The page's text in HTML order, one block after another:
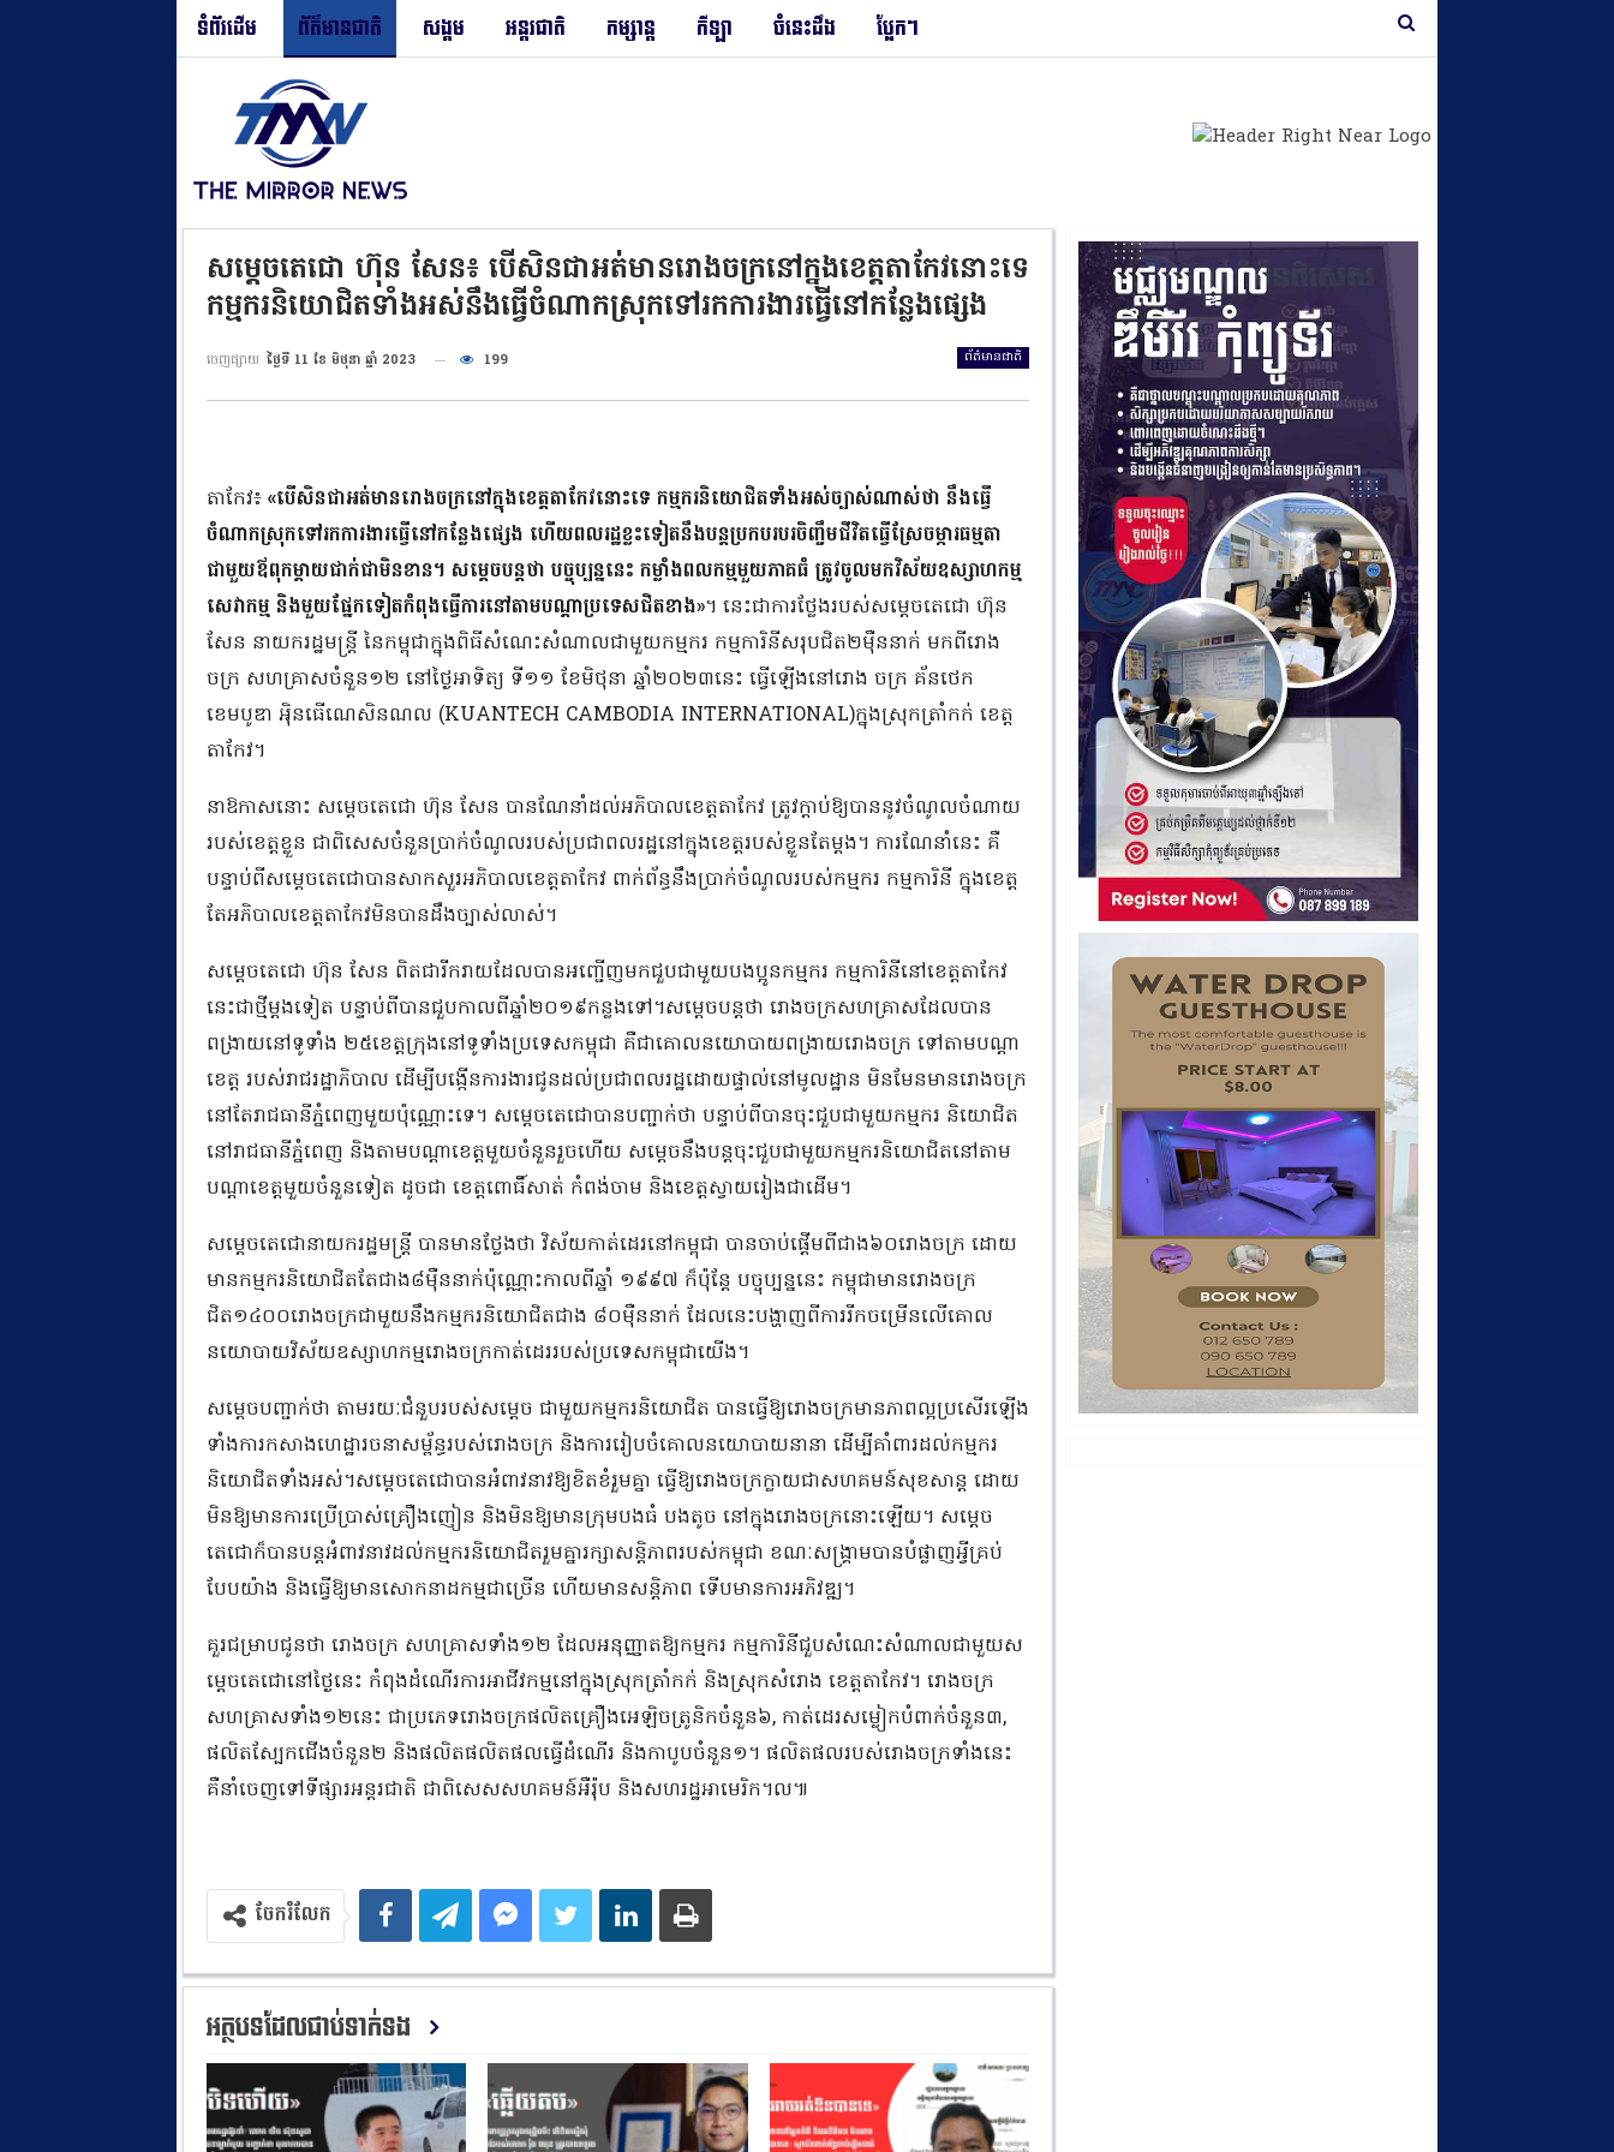
ទំព័រដើម ព័ត៌មានជាតិ សង្គម អន្តរជាតិ កម្សាន្ត កីឡា ចំនេះដឹង ប្លែកៗ
សម្តេចតេជោ ហ៊ុន សែន៖ បើសិនជាអត់មានរោងចក្រនៅក្នុងខេត្តតាកែវនោះទេ
កម្មករនិយោជិតទាំងអស់នឹងធ្វើចំណាកស្រុកទៅរកការងារធ្វើនៅកន្លែងផ្សេង
ព័ត៌មានជាតិ
ចេញផ្សាយ ថ្ងៃទី 11 ខែ មិថុនា ឆ្នាំ 2023 199
តាកែវ៖ «បើសិនជាអត់មានរោងចក្រនៅក្នុងខេត្តតាកែវនោះទេ កម្មករនិយោជិតទាំងអស់ច្បាស់ណាស់ថា នឹងធ្វើ
ចំណាកស្រុកទៅរកការងារធ្វើនៅកន្លែងផ្សេង ហើយពលរដ្ឋខ្លះទៀតនឹងបន្តប្រកបរបរចិញ្ចឹមជីវិតធ្វើស្រែចម្ការធម្មតា
ជាមួយឪពុកម្ដាយជាក់ជាមិនខាន។ សម្តេចបន្តថា បច្ចុប្បន្ននេះ កម្លាំងពលកម្មមួយភាគធំ ត្រូវចូលមកវិស័យឧស្សាហកម្ម
សេវាកម្ម និងមួយផ្នែកទៀតកំពុងធ្វើការនៅតាមបណ្ដាប្រទេសជិតខាង»។ នេះជាការថ្លែងរបស់សម្តេចតេជោ ហ៊ុន
សែន នាយករដ្ឋមន្ត្រី​ នៃកម្ពុជាក្នុងពិធីសំណេះសំណាលជាមួយកម្មករ កម្មការិនីសរុបជិត២ម៉ឺននាក់ មកពីរោង
ចក្រ សហគ្រាសចំនួន១២ នៅថ្ងៃអាទិត្យ ទី១១ ខែមិថុនា ឆ្នាំ២០២៣នេះ ធ្វើឡើងនៅរោង ចក្រ គ័នថេក
ខេមបូឌា អ៉ិនធើណេសិនណល (KUANTECH CAMBODIA INTERNATIONAL)ក្នុងស្រុកត្រាំកក់ ខេត្ត
តាកែវ។
នាឱកាសនោះ សម្តេចតេជោ ហ៊ុន សែន បានណែនាំដល់អភិបាលខេត្តតាកែវ ត្រូវក្ដាប់ឱ្យបាននូវចំណូលចំណាយ
របស់ខេត្តខ្លួន ជាពិសេសចំនួនប្រាក់ចំណូលរបស់ប្រជាពលរដ្ឋនៅក្នុងខេត្តរបស់ខ្លួនតែម្តង។ ការណែនាំនេះ គឺ
បន្ទាប់ពីសម្ដេចតេជោបានសាកសួរអភិបាលខេត្តតាកែវ ពាក់ព័ន្ធនឹងប្រាក់ចំណូលរបស់កម្មករ កម្មការិនី ក្នុងខេត្ត
តែអភិបាលខេត្តតាកែវមិនបានដឹងច្បាស់លាស់។
សម្តេចតេជោ ហ៊ុន សែន ពិតជារីករាយដែលបានអញ្ជើញមកជួបជាមួយបងប្អូនកម្មករ កម្មការិនីនៅខេត្តតាកែវ
នេះជាថ្មីម្ដងទៀត បន្ទាប់ពីបានជួបកាលពីឆ្នាំ២០១៩កន្លងទៅ។សម្តេចបន្តថា រោងចក្រសហគ្រាសដែលបាន
ពង្រាយនៅទូទាំង ២៥ខេត្តក្រុងនៅទូទាំងប្រទេសកម្ពុជា គឺជាគោលនយោបាយពង្រាយរោងចក្រ ទៅតាមបណ្ដា
ខេត្ត របស់រាជរដ្ឋាភិបាល ដើម្បីបង្កើនការងារជូនដល់ប្រជាពលរដ្ឋដោយផ្ទាល់នៅមូលដ្ឋាន មិនមែនមានរោងចក្រ
នៅតែរាជធានីភ្នំពេញមួយប៉ុណ្ណោះទេ។ សម្ដេចតេជោបានបញ្ជាក់ថា បន្ទាប់ពីបានចុះជួបជាមួយកម្មករ និយោជិត
នៅរាជធានីភ្នំពេញ និងតាមបណ្ដាខេត្តមួយចំនួនរួចហើយ សម្ដេចនឹងបន្តចុះជួបជាមួយកម្មករនិយោជិតនៅតាម
បណ្ដាខេត្តមួយចំនួនទៀត ដូចជា ខេត្តពោធិ៍សាត់ កំពង់ចាម និងខេត្តស្វាយរៀងជាដើម។
សម្តេចតេជោនាយករដ្ឋមន្ត្រី បានមានថ្លែងថា វិស័យកាត់ដេរនៅកម្ពុជា បានចាប់ផ្ដើមពីជាង៦០រោងចក្រ ដោយ
មានកម្មករនិយោជិតតែជាង៨ម៉ឺននាក់ប៉ុណ្ណោះកាលពីឆ្នាំ ១៩៩៧ ក៏ប៉ុន្តែ បច្ចុប្បន្ននេះ កម្ពុជាមានរោងចក្រ
ជិត១៤០០រោងចក្រជាមួយនឹងកម្មករនិយោជិតជាង ៨០ម៉ឺននាក់ ដែលនេះបង្ហាញពីការរីកចម្រើនលើគោល
នយោបាយវិស័យឧស្សាហកម្មរោងចក្រកាត់ដេររបស់ប្រទេសកម្ពុជាយើង។
សម្តេចបញ្ជាក់ថា តាមរយៈជំនួបរបស់សម្ដេច ជាមួយកម្មករនិយោជិត បានធ្វើឱ្យរោងចក្រមានភាពល្អប្រសើរឡើង
ទាំងការកសាងហេដ្ឋារចនាសម្ព័ន្ធរបស់រោងចក្រ និងការរៀបចំគោលនយោបាយនានា ដើម្បីគាំពារដល់កម្មករ
និយោជិតទាំងអស់។សម្ដេចតេជោបានអំពាវនាវឱ្យខិតខំរួមគ្នា ធ្វើឱ្យរោងចក្រក្លាយជាសហគមន៍សុខសាន្ត ដោយ
មិនឱ្យមានការប្រើប្រាស់គ្រឿងញៀន និងមិនឱ្យមានក្រុមបងធំ បងតូច នៅក្នុងរោងចក្រនោះឡើយ។ សម្តេច
តេជោក៏បានបន្តអំពាវនាវដល់កម្មករនិយោជិតរួមគ្នារក្សាសន្ដិភាពរបស់កម្ពុជា ខណៈសង្គ្រាមបានបំផ្លាញអ្វីគ្រប់
បែបយ៉ាង និងធ្វើឱ្យមានសោកនាដកម្មជាច្រើន ហើយមានសន្តិភាព ទើបមានការអភិវឌ្ឍ។
គួរជម្រាបជូនថា រោងចក្រ សហគ្រាសទាំង១២ ដែលអនុញ្ញាត​ឱ្យ​កម្មករ កម្មការិនីជួបសំណេះសំណាលជាមួយស
ម្តេចតេជោនៅថ្ងៃនេះ កំពុងដំណើរការអាជីវកម្ម​នៅក្នុង​ស្រុកត្រាំកក់ និងស្រុក​សំរោង ខេត្តតាកែវ។ រោងចក្រ
សហគ្រាសទាំង១២នេះ ជាប្រភេទរោង​ចក្រផលិតគ្រឿងអេឡិចត្រូនិកចំនួន៦, កាត់ដេរសម្លៀកបំពាក់ចំនួន៣,
ផលិតស្បែកជើងចំនួន២ និងផលិតផលិតផលធ្វើដំណើរ និងកាបូបចំនួន១។ ផលិត​ផលរបស់​រោងចក្រ​ទាំង​នេះ
គឺនាំចេញទៅទីផ្សារអន្តរជាតិ ជាពិសេសសហគមន៍​អឺរ៉ុប និងសហរដ្ឋអាមេរិក។ល៕
ចែករំលែក
អត្ថបទដែលជាប់ទាក់ទង